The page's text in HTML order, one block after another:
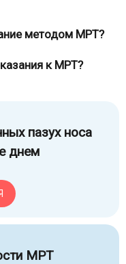
пазух носа
днем
МРТ
методом МРТ?
к МРТ?